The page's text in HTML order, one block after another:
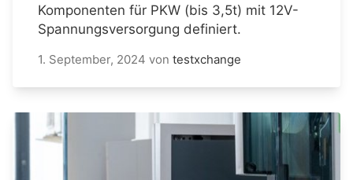
Komponenten für PKW (bis 3,5t) mit 12V-
Spannungsversorgung definiert.
1. September, 2024 von testxchange